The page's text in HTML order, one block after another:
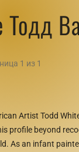
Тодд
1 из 1
Artist Todd
profile beyond
As an infant